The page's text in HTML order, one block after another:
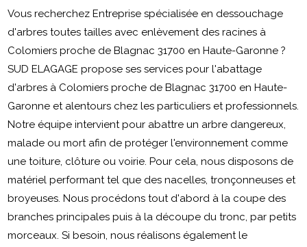
Vous recherchez Entreprise spécialisée en dessouchage
d'arbres toutes tailles avec enlèvement des racines à
Colomiers proche de Blagnac 31700 en Haute-Garonne ?
SUD ELAGAGE propose ses services pour l'abattage
d'arbres à Colomiers proche de Blagnac 31700 en Haute-
Garonne et alentours chez les particuliers et professionnels.
Notre équipe intervient pour abattre un arbre dangereux,
malade ou mort afin de protéger l'environnement comme
une toiture, clôture ou voirie. Pour cela, nous disposons de
matériel performant tel que des nacelles, tronçonneuses et
broyeuses. Nous procédons tout d'abord à la coupe des
branches principales puis à la découpe du tronc, par petits
morceaux. Si besoin, nous réalisons également le